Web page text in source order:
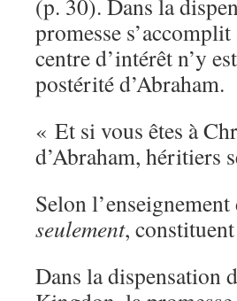
(p. 30). Dans la
promesse
centre d’intérêt n’y
postérité d’Abraham.
« Et si vous êtes à
d’Abraham, héritiers
Selon l’enseignement
seulement,
Dans la dispensation